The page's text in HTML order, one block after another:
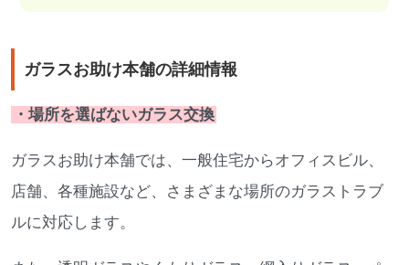
ガラスお助け本舗の詳細情報
・場所を選ばないガラス交換
ガラスお助け本舗では、一般住宅からオフィスビル、
店舗、各種施設など、さまざまな場所のガラストラブ
ルに対応します。